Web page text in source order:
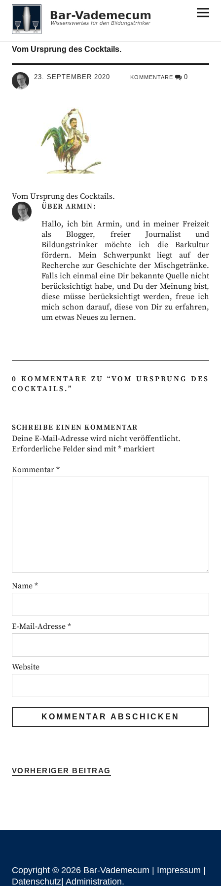
Bar-Vademecum
Vom Ursprung des Cocktails.
23. SEPTEMBER 2020 KOMMENTARE 0
Vom Ursprung des Cocktails.
ÜBER ARMIN
Hallo, ich bin Armin, und in meiner Freizeit
als Blogger, freier Journalist und
Bildungstrinker möchte ich die Barkultur
fördern. Mein Schwerpunkt liegt auf der
Recherche zur Geschichte der Mischgetränke.
Falls ich einmal eine Dir bekannte Quelle nicht
berücksichtigt habe, und Du der Meinung bist,
diese müsse berücksichtigt werden, freue ich
mich schon darauf, diese von Dir zu erfahren,
um etwas Neues zu lernen.
0 KOMMENTARE ZU “VOM URSPRUNG DES
COCKTAILS.”
SCHREIBE EINEN KOMMENTAR
Deine E-Mail-Adresse wird nicht veröffentlicht.
Erforderliche Felder sind mit *markiert
Kommentar *
Name *
E-Mail-Adresse *
Website
VORHERIGER BEITRAG
Copyright © 2026 Bar-Vademecum | Impressum
Datenschutz| Administration